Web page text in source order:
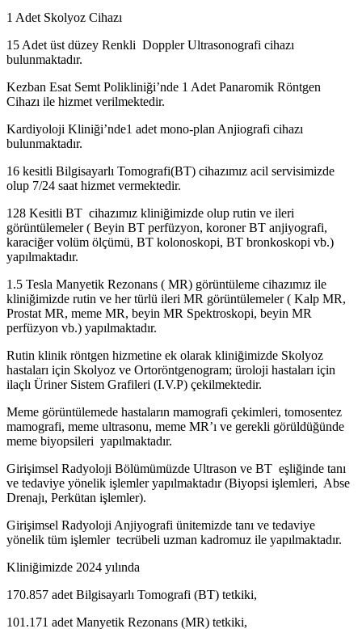
1 Adet Skolyoz Cihazı
15 Adet üst düzey Renkli Doppler Ultrasonografi cihazı
bulunmaktadır.
Kezban Esat Semt Polikliniği’nde 1 Adet Panaromik Röntgen
Cihazı ile hizmet verilmektedir.
Kardiyoloji Kliniği’nde1 adet mono-plan Anjiografi cihazı
bulunmaktadır.
16 kesitli Bilgisayarlı Tomografi(BT) cihazımız acil servisimizde
olup 7/24 saat hizmet vermektedir.
128 Kesitli BT cihazımız kliniğimizde olup rutin ve ileri
görüntülemeler ( Beyin BT perfüzyon, koroner BT anjiyografi,
karaciğer volüm ölçümü, BT kolonoskopi, BT bronkoskopi vb.)
yapılmaktadır.
1.5 Tesla Manyetik Rezonans ( MR) görüntüleme cihazımız ile
kliniğimizde rutin ve her türlü ileri MR görüntülemeler ( Kalp MR,
Prostat MR, meme MR, beyin MR Spektroskopi, beyin MR
perfüzyon vb.) yapılmaktadır.
Rutin klinik röntgen hizmetine ek olarak kliniğimizde Skolyoz
hastaları için Skolyoz ve Ortoröntgenogram; üroloji hastaları için
ilaçlı Üriner Sistem Grafileri (I.V.P) çekilmektedir.
Meme görüntülemede hastaların mamografi çekimleri, tomosentez
mamografi, meme ultrasonu, meme MR’ı ve gerekli görüldüğünde
meme biyopsileri yapılmaktadır.
Girişimsel Radyoloji Bölümümüzde Ultrason ve BT eşliğinde tanı
ve tedaviye yönelik işlemler yapılmaktadır (Biyopsi işlemleri, Abse
Drenajı, Perkütan işlemler).
Girişimsel Radyoloji Anjiyografi ünitemizde tanı ve tedaviye
yönelik tüm işlemler tecrübeli uzman kadromuz ile yapılmaktadır.
Kliniğimizde 2024 yılında
170.857 adet Bilgisayarlı Tomografi (BT) tetkiki,
101.171 adet Manyetik Rezonans (MR) tetkiki,